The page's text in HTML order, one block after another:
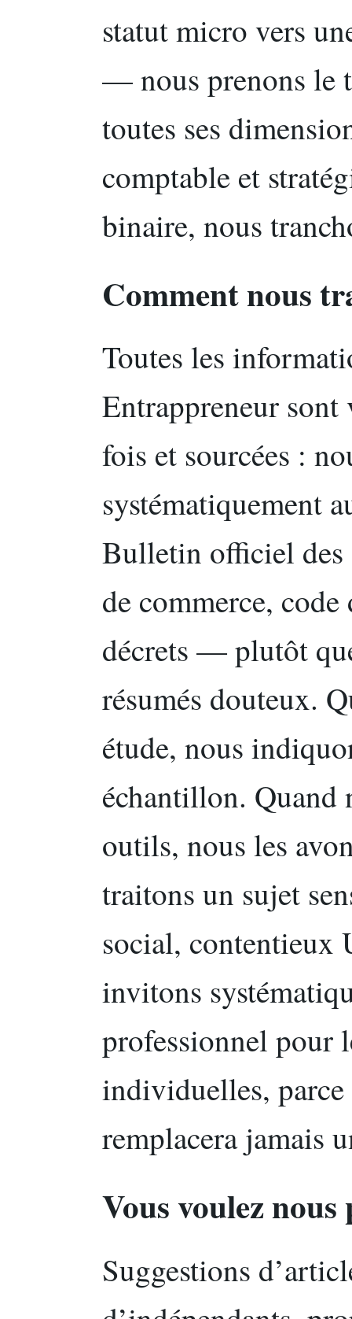
statut micro vers
— nous prenons le
toutes ses
comptable et
binaire, nous
Comment nous
Toutes les
Entrappreneur
fois et sourcées :
systématiquement
Bulletin officiel des
de commerce,
décrets — plutôt
résumés douteux.
étude, nous
échantillon. Quand
outils, nous les
traitons un sujet
social,
invitons
professionnel pour
individuelles,
remplacera jamais
Vous voulez
Suggestions